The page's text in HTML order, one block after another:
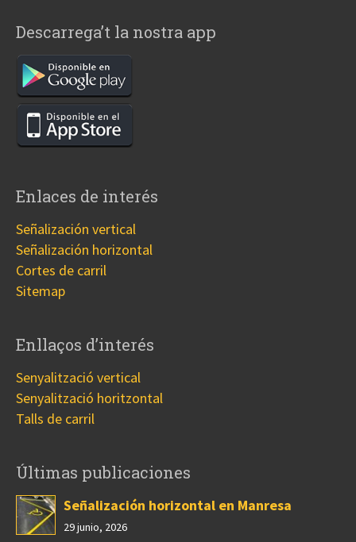
Descarrega’t la nostra app
Enlaces de interés
Señalización vertical
Señalización horizontal
Cortes de carril
Sitemap
Enllaços d’interés
Senyalització vertical
Senyalització horitzontal
Talls de carril
Últimas publicaciones
Señalización horizontal en Manresa
29 junio, 2026